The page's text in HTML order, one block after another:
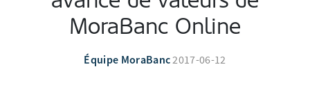
MoraBanc Online
Équipe MoraBanc2017-06-12